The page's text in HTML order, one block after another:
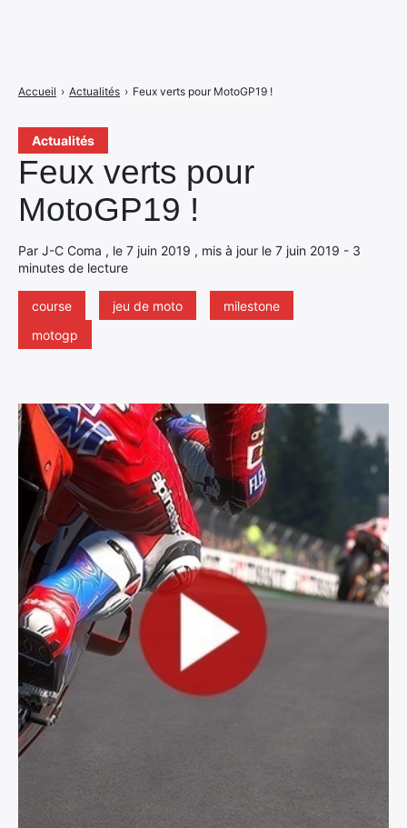
Actualités
Feux verts pour
MotoGP19 !
Par J-C Coma , le 7 juin 2019 , mis à jour le 7 juin 2019 - 3
minutes de lecture
course jeu de moto
milestone
motogp
Accueil › Actualités › Feux verts pour MotoGP19 !